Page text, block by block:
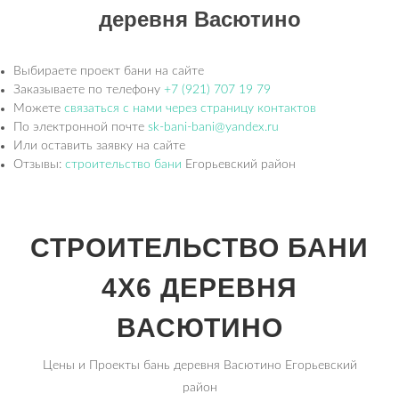
деревня Васютино
Выбираете проект бани на сайте
Заказываете по телефону +7 (921) 707 19 79
Можете связаться с нами через страницу контактов
По электронной почте sk-bani-bani@yandex.ru
Или оставить заявку на сайте
Отзывы: строительство бани Егорьевский район
СТРОИТЕЛЬСТВО БАНИ
4Х6 ДЕРЕВНЯ
ВАСЮТИНО
Цены и Проекты бань деревня Васютино Егорьевский
район